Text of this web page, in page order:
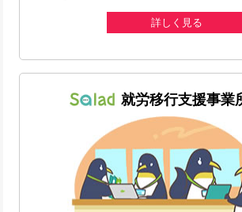
詳しく見る
就労移行支援事業